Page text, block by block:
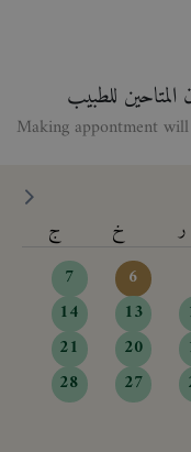
المتاحين للطبيب
ر خ
ج
6
7
13
14
20
21
27
28